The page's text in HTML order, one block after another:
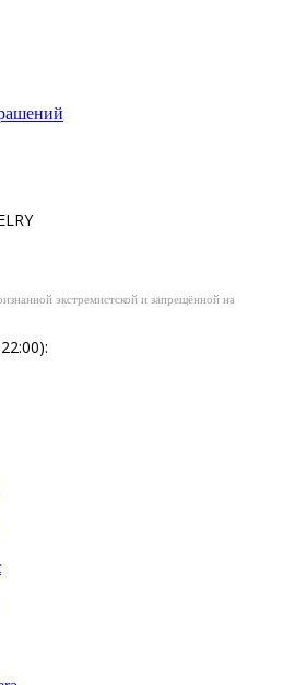
экстремистской и запрещённой на